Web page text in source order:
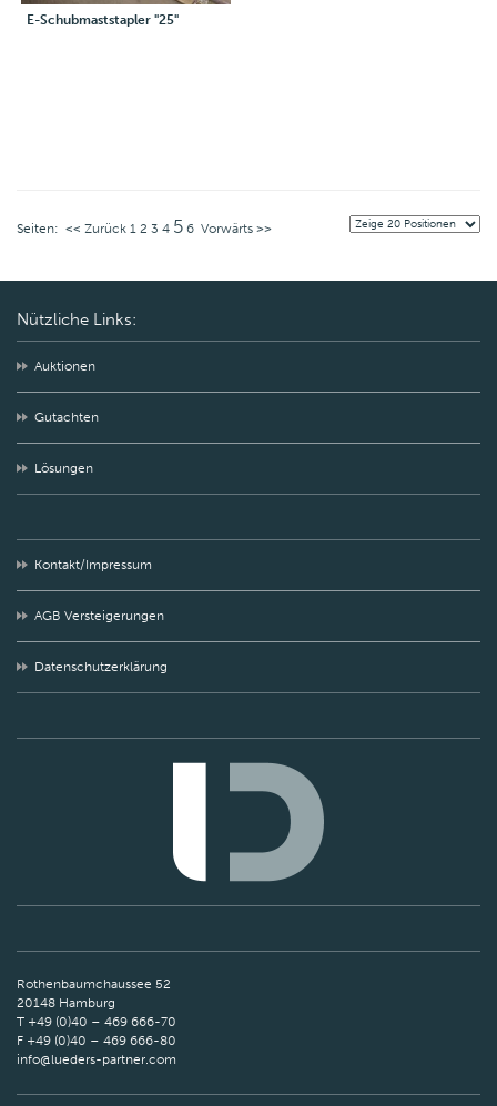
E-Schubmaststapler "25"
Seiten: << Zurück 1 2 3 4 5 6 Vorwärts >>
Nützliche Links:
Auktionen
Gutachten
Lösungen
Kontakt/Impressum
AGB Versteigerungen
Datenschutzerklärung
Rothenbaumchaussee 52
20148 Hamburg
T +49 (0)40 – 469 666-70
F +49 (0)40 – 469 666-80
info@lueders-partner.com